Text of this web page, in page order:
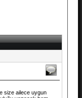
size ailece uygun